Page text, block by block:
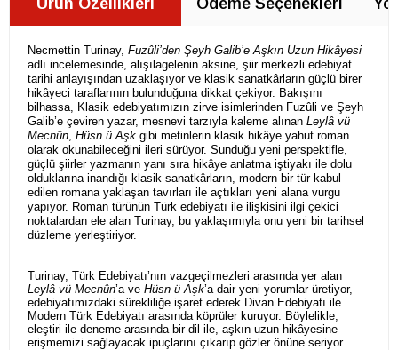
Necmettin Turinay, Fuzûli’den Şeyh Galib’e Aşkın Uzun Hikâyesi
adlı incelemesinde, alışılagelenin aksine, şiir merkezli edebiyat
tarihi anlayışından uzaklaşıyor ve klasik sanatkârların güçlü birer
hikâyeci taraflarının bulunduğuna dikkat çekiyor. Bakışını
bilhassa, Klasik edebiyatımızın zirve isimlerinden Fuzûli ve Şeyh
Galib’e çeviren yazar, mesnevi tarzıyla kaleme alınan Leylâ vü
Mecnûn, Hüsn ü Aşk gibi metinlerin klasik hikâye yahut roman
olarak okunabileceğini ileri sürüyor. Sunduğu yeni perspektifle,
güçlü şiirler yazmanın yanı sıra hikâye anlatma iştiyakı ile dolu
olduklarına inandığı klasik sanatkârların, modern bir tür kabul
edilen romana yaklaşan tavırları ile açtıkları yeni alana vurgu
yapıyor. Roman türünün Türk edebiyatı ile ilişkisini ilgi çekici
noktalardan ele alan Turinay, bu yaklaşımıyla onu yeni bir tarihsel
düzleme yerleştiriyor.
Turinay, Türk Edebiyatı’nın vazgeçilmezleri arasında yer alan
Leylâ vü Mecnûn’a ve Hüsn ü Aşk’a dair yeni yorumlar üretiyor,
edebiyatımızdaki sürekliliğe işaret ederek Divan Edebiyatı ile
Modern Türk Edebiyatı arasında köprüler kuruyor. Böylelikle,
eleştiri ile deneme arasında bir dil ile, aşkın uzun hikâyesine
erişmemizi sağlayacak ipuçlarını çıkarıp gözler önüne seriyor.